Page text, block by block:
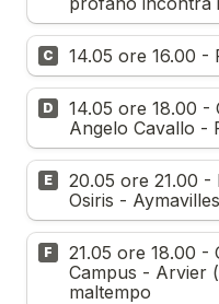
C 14.05 ore 16.00 -
D
14.05 ore 18.00 -
Angelo Cavallo -
E
20.05 ore 21.00 -
Osiris - Aymavilles
F
21.05 ore 18.00 -
Campus - Arvier
maltempo